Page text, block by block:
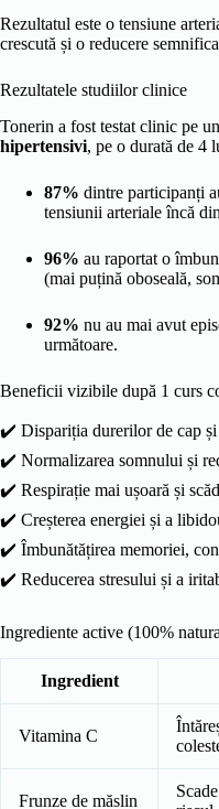
Rezultatul este o tensiune
crescută și o reducere
Rezultatele studiilor clinice
Tonerin a fost testat clinic pe
hipertensivi, pe o durată de 4
87% dintre participanți
tensiunii arteriale încă
96% au raportat o
(mai puțină oboseală,
92% nu au mai avut
următoare.
Beneficii vizibile după 1 curs
✔️ Dispariția durerilor de cap și
✔️ Normalizarea somnului și
✔️ Respirație mai ușoară și
✔️ Creșterea energiei și a
✔️ Îmbunătățirea memoriei,
✔️ Reducerea stresului și a
Ingrediente active (100%
Ingredient
Vitamina C
Frunze de măslin